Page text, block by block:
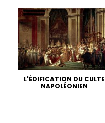
L'ÉDIFICATION DU CULTE
NAPOLÉONIEN